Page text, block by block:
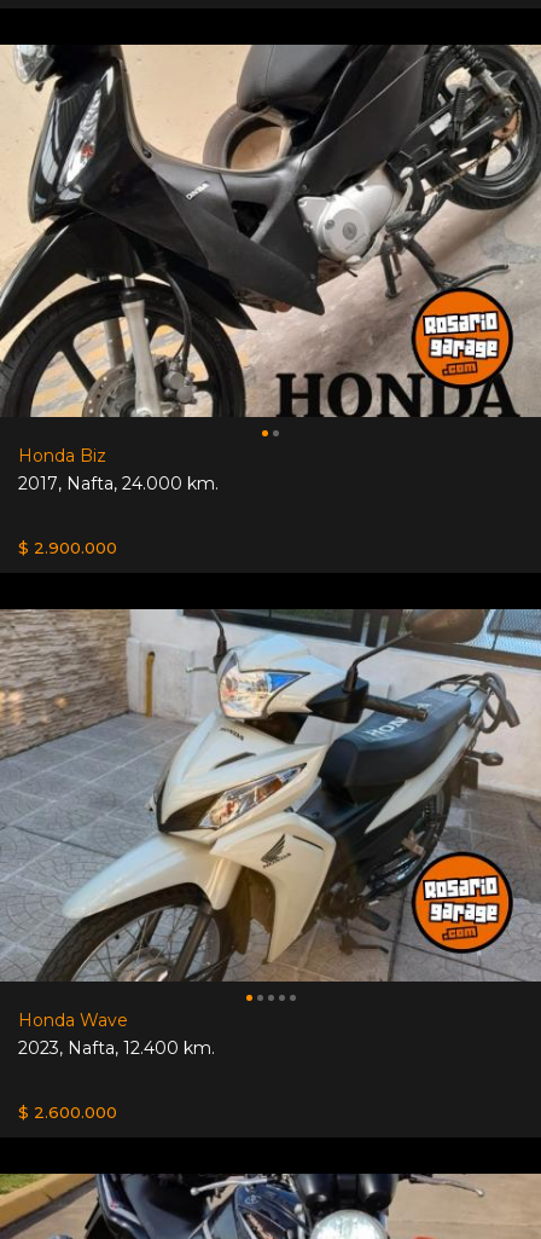
Honda Biz
2017, Nafta, 24.000 km.
$ 2.900.000
Honda Wave
2023, Nafta, 12.400 km.
$ 2.600.000